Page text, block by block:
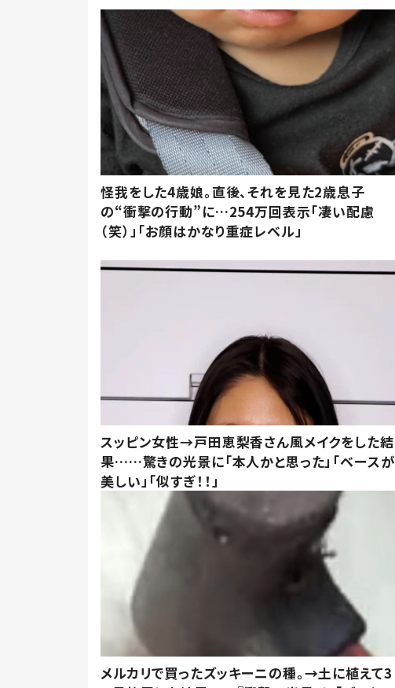
怪我をした4歳娘。直後、それを見た2歳息子
の“衝撃の行動”に…254万回表示「凄い配慮
（笑）」「お顔はかなり重症レベル」
スッピン女性→戸田恵梨香さん風メイクをした結
果……驚きの光景に「本人かと思った」「ベースが
美しい」「似すぎ！！」
メルカリで買ったズッキーニの種。→土に植えて3